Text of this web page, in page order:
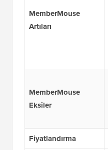
MemberMouse
Artıları
MemberMouse
Eksiler
Fiyatlandırma